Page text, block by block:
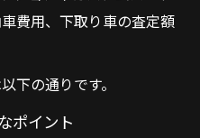
費用、下取り車の査定額
下の通りです。
ポイント